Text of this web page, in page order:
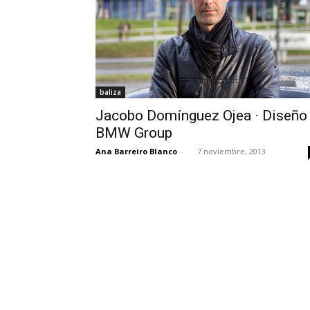
baliza
Jacobo Domínguez Ojea ·
BMW Group
Ana Barreiro Blanco - 7 noviembre, 2013